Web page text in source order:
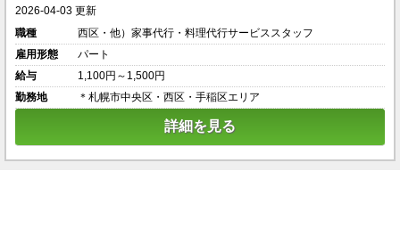
2026-04-03 更新
職種
西区・他）家事代行・料理代行サービススタッフ
雇用形態
パート
給与
1,100円～1,500円
勤務地
＊札幌市中央区・西区・手稲区エリア
詳細を見る